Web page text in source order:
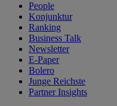
People
Konjunktur
Ranking
Business Talk
Newsletter
E-Paper
Bolero
Junge Reichste
Partner Insights